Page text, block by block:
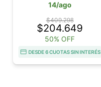
14/ago
$409.298
$204.649
50% OFF
DESDE 6 CUOTAS SIN INTERÉS